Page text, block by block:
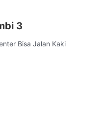
3
Bisa Jalan Kaki